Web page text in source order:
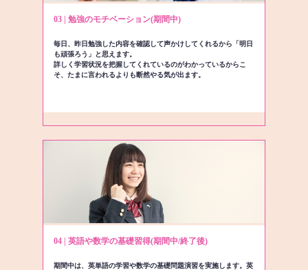
03 | 勉強のモチベーション(期間中)
毎日、昨日勉強した内容を確認して声かけしてくれるから「明日
も頑張ろう」と思えます。
詳しく学習状況を把握してくれているのがわかっているからこ
そ、たまに言われるよりも断然やる気が出ます。
04 | 英語や数学の基礎習得(期間中/終了後)
期間中は、英単語の学習や数学の基礎問題演習を実施します。英